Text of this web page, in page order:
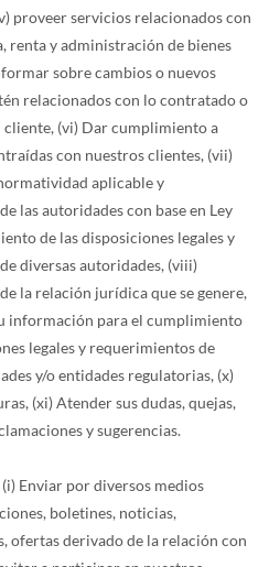
proveer servicios relacionados con
renta y administración de bienes
sobre cambios o nuevos
relacionados con lo contratado o
(vi) Dar cumplimiento a
con nuestros clientes, (vii)
aplicable y
las autoridades con base en Ley
de las disposiciones legales y
diversas autoridades, (viii)
la relación jurídica que se genere,
información para el cumplimiento
legales y requerimientos de
y/o entidades regulatorias, (x)
(xi) Atender sus dudas, quejas,
y sugerencias.
Enviar por diversos medios
boletines, noticias,
ofertas derivado de la relación con